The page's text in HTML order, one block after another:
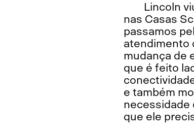
Lincoln
nas Casas
passamos
atendimento
mudança de
que é feito
e também
necessidade
que ele